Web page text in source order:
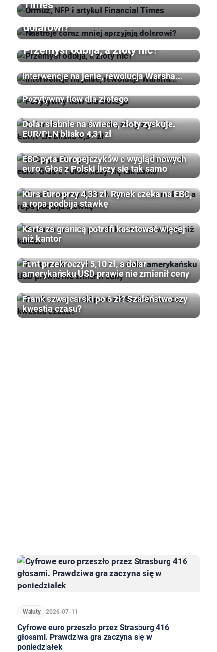
Times
Nastroje coraz mniej sprzyjają
dolarowi?
Przemysł odbija, a złoty nic?
Interwencje na jenie, rewolucja Warsha...
Pozytywny flow dla złotego
Dolar słabnie na świecie, złoty zyskuje.
EUR/PLN blisko 4,31 zł
EBC pyta Europejczyków o wygląd nowych
euro. Głos z Polski liczy się tak samo
Kurs Euro przy 4,33 zł. Rynek czeka na EBC,
a ropa podbija stawkę
Karta za granicą potrafi kosztować więcej
niż kantor
Funt przekroczył 5,10 zł, a dolar
amerykańsku USD prawie nie zmienił ceny
Frank szwajcarski po 6 zł? Szaleństwo czy
kwestia czasu?
Waluty 2026-07-11
Cyfrowe euro przeszło przez Strasburg 416
głosami. Prawdziwa gra zaczyna się w
poniedziałek